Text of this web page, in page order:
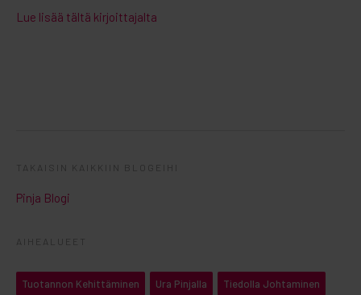
Lue lisää tältä kirjoittajalta
TAKAISIN KAIKKIIN BLOGEIHI
Pinja Blogi
AIHEALUEET
Tuotannon Kehittäminen Ura Pinjalla Tiedolla Johtaminen